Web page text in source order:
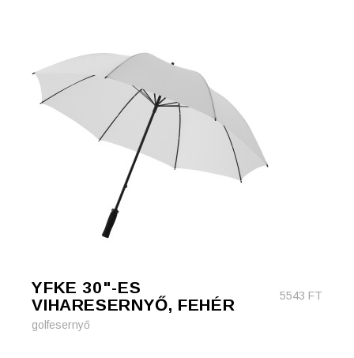
YFKE 30"-ES
VIHARESERNYŐ, FEHÉR
5543 FT
golfesernyő